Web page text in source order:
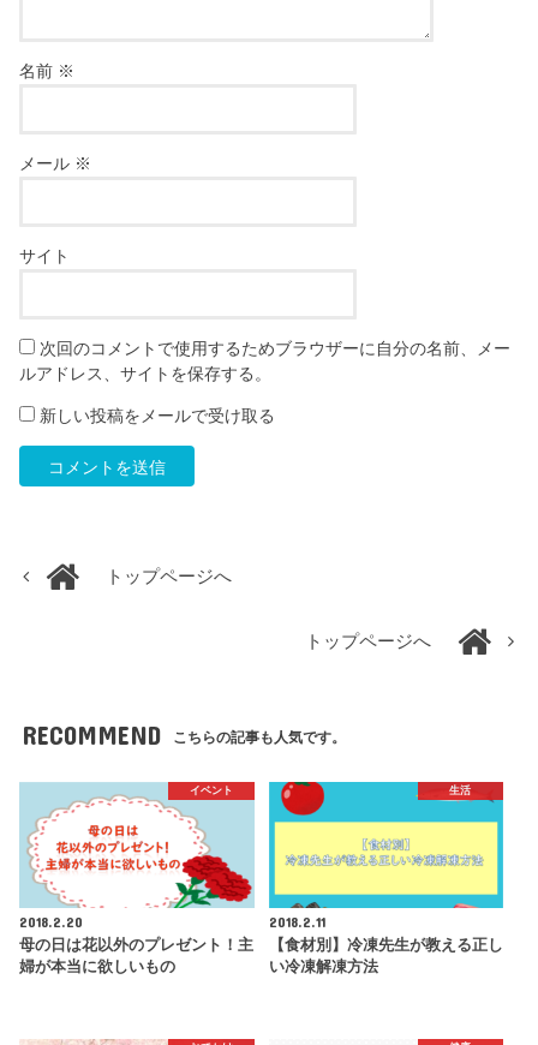
名前 ※
メール ※
サイト
次回のコメントで使用するためブラウザーに自分の名前、メー
ルアドレス、サイトを保存する。
新しい投稿をメールで受け取る
トップページへ
トップページへ
RECOMMEND こちらの記事も人気です。
イベント
2018.2.20
母の日は花以外のプレゼント！主
婦が本当に欲しいもの
生活
2018.2.11
【食材別】冷凍先生が教える正し
い冷凍解凍方法